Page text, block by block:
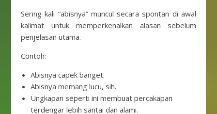
Sering kali “abisnya” muncul secara spontan di awal
kalimat untuk memperkenalkan alasan sebelum
penjelasan utama.
Contoh:
Abisnya capek banget.
Abisnya memang lucu, sih.
Ungkapan seperti ini membuat percakapan
terdengar lebih santai dan alami.